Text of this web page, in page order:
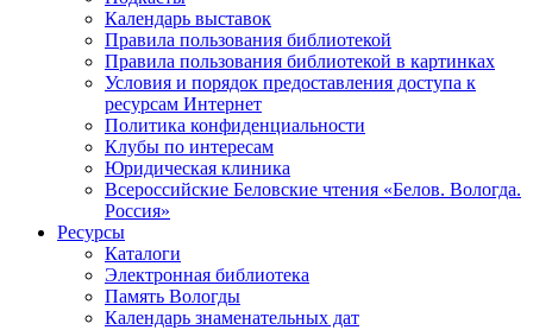
Календарь выставок
Правила пользования библиотекой
Правила пользования библиотекой в картинках
Условия и порядок предоставления доступа к
ресурсам Интернет
Политика конфиденциальности
Клубы по интересам
Юридическая клиника
Всероссийские Беловские чтения «Белов. Вологда.
Россия»
Ресурсы
Каталоги
Электронная библиотека
Память Вологды
Календарь знаменательных дат